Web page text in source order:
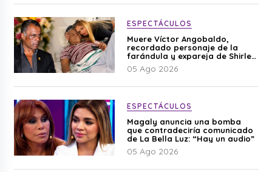
ESPECTÁCULOS
Muere Víctor Angobaldo,
recordado personaje de la
farándula y expareja de Shirley
Cherres
05 Ago 2026
ESPECTÁCULOS
Magaly anuncia una bomba
que contradeciría comunicado
de La Bella Luz: “Hay un audio”
05 Ago 2026